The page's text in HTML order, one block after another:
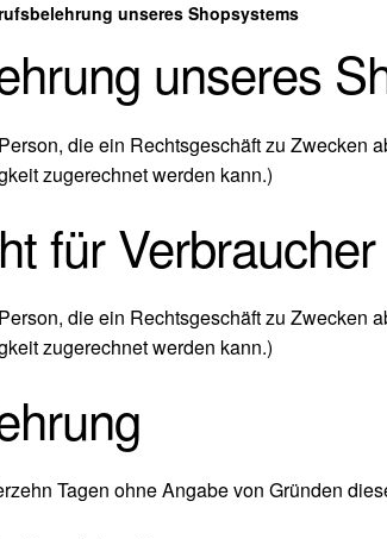
unseres Shopsystems
unseres
die ein Rechtsgeschäft zu
zugerechnet werden kann.)
für Verbraucher
die ein Rechtsgeschäft zu
zugerechnet werden kann.)
Tagen ohne Angabe von Gründen